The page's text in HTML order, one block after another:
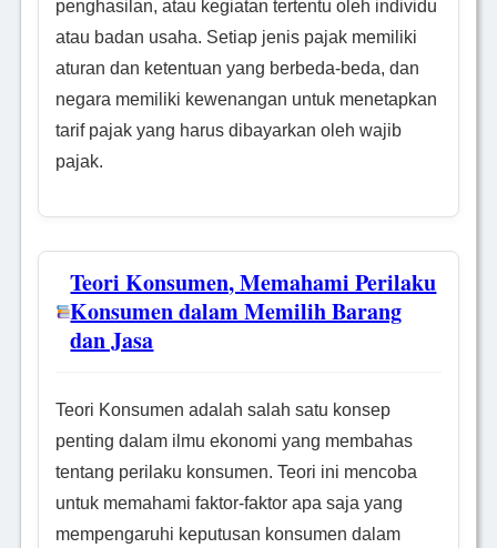
penghasilan, atau kegiatan tertentu oleh individu
atau badan usaha. Setiap jenis pajak memiliki
aturan dan ketentuan yang berbeda-beda, dan
negara memiliki kewenangan untuk menetapkan
tarif pajak yang harus dibayarkan oleh wajib
pajak.
Teori Konsumen, Memahami Perilaku
Konsumen dalam Memilih Barang
dan Jasa
Teori Konsumen adalah salah satu konsep
penting dalam ilmu ekonomi yang membahas
tentang perilaku konsumen. Teori ini mencoba
untuk memahami faktor-faktor apa saja yang
mempengaruhi keputusan konsumen dalam